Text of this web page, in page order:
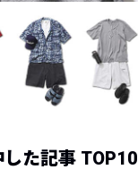
た記事 TOP10